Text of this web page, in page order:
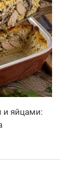
и яйцами: